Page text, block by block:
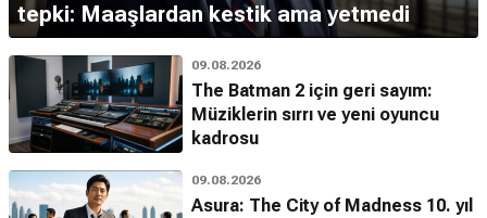
tepki: Maaşlardan kestik ama yetmedi
09.08.2026
The Batman 2 için geri sayım:
Müziklerin sırrı ve yeni oyuncu
kadrosu
09.08.2026
Asura: The City of Madness 10. yıl